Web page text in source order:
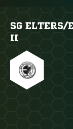
SG ELTERS/​
II